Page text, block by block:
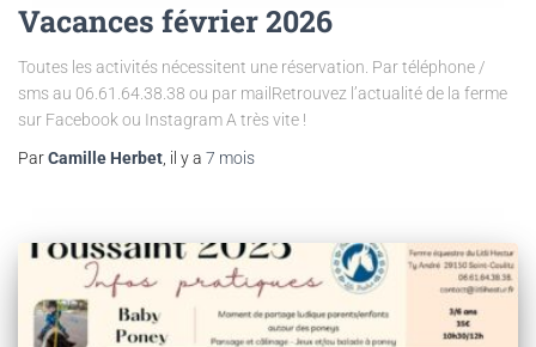
Vacances février 2026
Toutes les activités nécessitent une réservation. Par téléphone /
sms au 06.61.64.38.38 ou par mailRetrouvez l’actualité de la ferme
sur Facebook ou Instagram A très vite !
ParCamille Herbet, il y a 7 mois